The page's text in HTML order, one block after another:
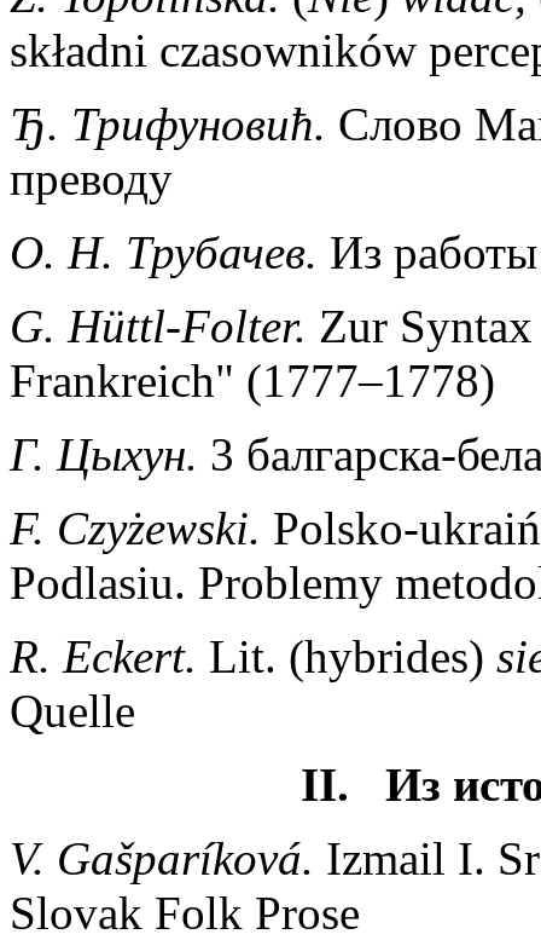
składni czasowników
Ђ. Трифуновић. Слово
преводу
О. Н. Трубачев. Из
G. Hüttl-Folter. Zur
Frankreich" (1777–1778)
Г. Цыхун. 3 балгарска-
F. Czyżewski. Polsko-
Podlasiu. Problemy
R. Eckert. Lit. (hybrides)
Quelle
II. Из
V. Gašparíková. Izmail I.
Slovak Folk Prose